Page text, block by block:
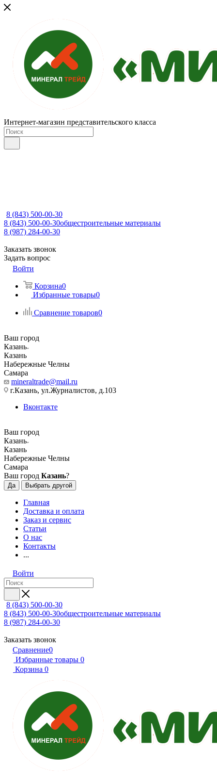
Интернет-магазин представительского класса
8 (843) 500-00-30
8 (843) 500-00-30общестроительные материалы
8 (987) 284-00-30
Заказать звонок
Задать вопрос
Войти
Корзина0
Избранные товары0
Сравнение товаров0
Ваш город
Казань
Казань
Набережные Челны
Самара
mineraltrade@mail.ru
г.Казань, ул.Журналистов, д.103
Вконтакте
Ваш город
Казань
Казань
Набережные Челны
Самара
Ваш город Казань?
Да Выбрать другой
Главная
Доставка и оплата
Заказ и сервис
Статьи
О нас
Контакты
...
Войти
8 (843) 500-00-30
8 (843) 500-00-30общестроительные материалы
8 (987) 284-00-30
Заказать звонок
Сравнение0
Избранные товары 0
Корзина 0